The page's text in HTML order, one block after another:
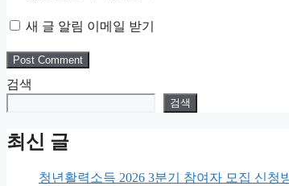
새 글 알림 이메일 받기
검색
검색
최신 글
청년활력소득 2026 3분기 참여자 모집 신청